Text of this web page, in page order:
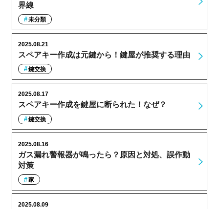
界線
未分類
スペアキー作成は元鍵から！鍵屋が推奨する理由
2025.08.21
鍵交換
スペアキー作成を鍵屋に断られた！なぜ？
2025.08.17
鍵交換
ガス漏れ警報器が鳴ったら？原因と対処、誤作動
対策
2025.08.16
家
2025.08.09